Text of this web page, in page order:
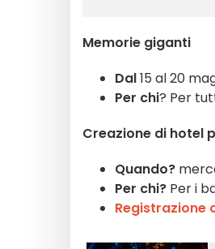
Memorie giganti
Dal15 al 20
Per chi? Per
Creazione di hotel
Quando?
Per chi? Per i
Registrazione